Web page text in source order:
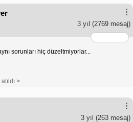
3 yıl (2769 mesaj)
sorunları hiç düzeltmiyorlar...
>
3 yıl (263 mesaj)